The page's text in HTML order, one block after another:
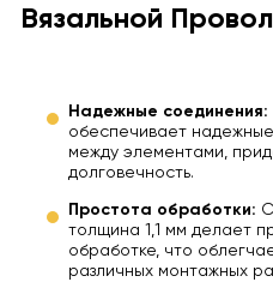
Вязальной
Надежные соединения:
обеспечивает
между элементами,
долговечность.
Простота обработки:
толщина 1,1 мм делает
обработке, что
различных монтажных